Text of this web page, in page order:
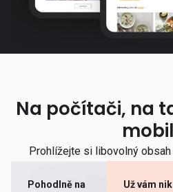
Na počítači, na
Prohlížejte si libovolný
Pohodlně na
Už vám